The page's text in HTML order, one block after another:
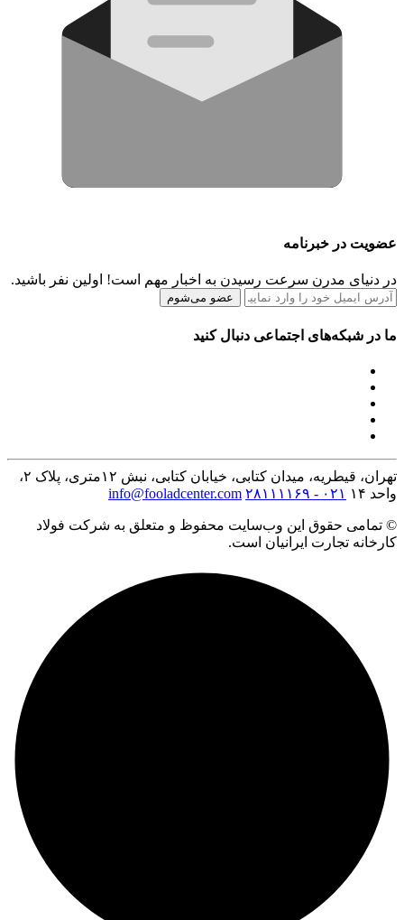
عضویت در خبرنامه
در دنیای مدرن سرعت رسیدن به اخبار مهم است! اولین نفر باشید.
عضو می‌شوم
ما در شبکه‌های اجتماعی دنبال کنید
تهران، قیطریه، میدان کتابی، خیابان کتابی، نبش ۱۲متری، پلاک ۲،
واحد ۱۴
۰۲۱ - ۲۸۱۱۱۱۶۹ info@fooladcenter.com
© تمامی حقوق این وب‌سایت محفوظ و متعلق به شرکت فولاد
کارخانه تجارت ایرانیان است.